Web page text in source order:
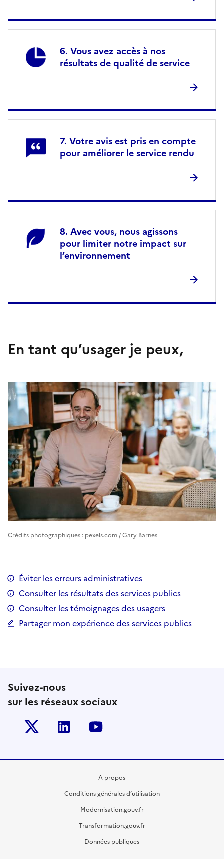
Vous avez accès à nos
résultats de qualité de service
Votre avis est pris en compte
pour améliorer le service rendu
Avec vous, nous agissons
pour limiter notre impact sur
l’environnement
En tant qu’usager je peux,
Crédits photographiques : pexels.com / Gary Barnes
Éviter les erreurs administratives
Consulter les résultats des services publics
Consulter les témoignages des usagers
Partager mon expérience des services publics
Suivez-nous
sur les réseaux sociaux
Twitter-x Linkedin
A propos
Conditions générales d’utilisation
Modernisation.gouv.fr
Transformation.gouv.fr
Données publiques